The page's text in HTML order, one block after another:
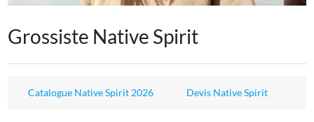
Grossiste Native Spirit
Catalogue Native Spirit 2026 Devis Native Spirit